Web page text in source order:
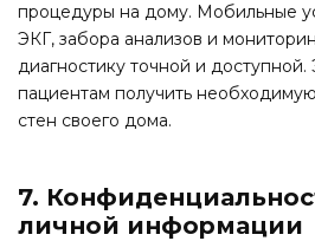
процедуры на дому. Мобильные
ЭКГ, забора анализов и
диагностику точной и доступной.
пациентам получить
стен своего дома.
7.
личной информации